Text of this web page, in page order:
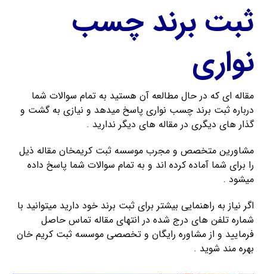
ثبت برند چسب
نواری
مقاله ای که در حال مطالعه آن هستید به تمام سوالات شما
درباره ثبت برند چسب نواری پاسخ میدهد و نیازی به گشت و
گذار های دیگری در مقاله های دیگر ندارید .
مشاورین متخصص و مجرب موسسه ثبت کریمخان مقاله ذیل
را برای شما آماده کرده اند و به تمام سوالات شما پاسخ داده
میشود .
اگر نیاز به راهنمایی بیشتر برای ثبت برند خود دارید میتوانید با
شماره تلفن های درج شده در انتهای مقاله تماس حاصل
فرمایید و از مشاوره رایگان و تخصصی موسسه ثبت کریم خان
بهره مند شوید .